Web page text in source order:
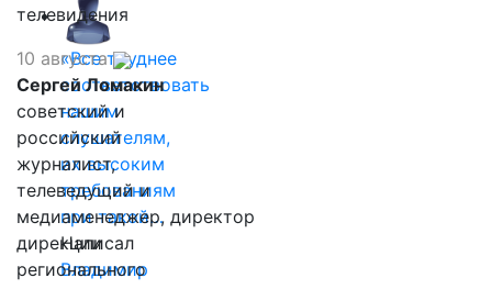
«Все труднее
соответствовать
нашим
слушателям,
их высоким
требованиям
при такой…
Написал
Владимир
телевидения
10 августа
Сергей Ломакин
советский и
российский
журналист,
телеведущий и
медиаменеджер, директор
дирекции
регионального